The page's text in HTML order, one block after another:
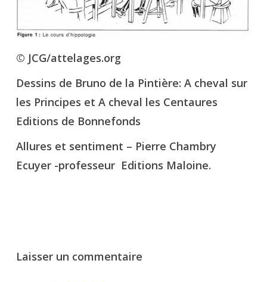
© JCG/attelages.org
Dessins de Bruno de la Pintière: A cheval sur
les Principes et A cheval les Centaures
Editions de Bonnefonds
Allures et sentiment – Pierre Chambry
Ecuyer -professeur Editions Maloine.
Laisser un commentaire